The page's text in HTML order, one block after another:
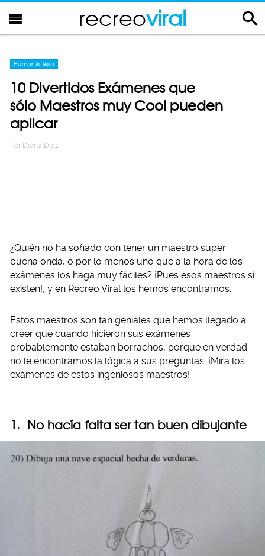
recreoviral
Humor & Risa
10 Divertidos Exámenes que
sólo Maestros muy Cool pueden
aplicar
Por Diana Diaz
¿Quién no ha soñado con tener un maestro super
buena onda, o por lo menos uno que a la hora de los
exámenes los haga muy fáciles? ¡Pues esos maestros sí
existen!, y en Recreo Viral los hemos encontramos.
Estos maestros son tan geniales que hemos llegado a
creer que cuando hicieron sus exámenes
probablemente estaban borrachos, porque en verdad
no le encontramos la lógica a sus preguntas. ¡Mira los
exámenes de estos ingeniosos maestros!
1. No hacía falta ser tan buen dibujante